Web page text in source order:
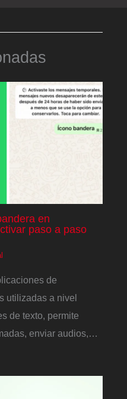
en
paso a paso
de
utilizadas a nivel
de texto, permite
enviar audios,…